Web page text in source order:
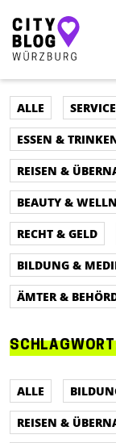
ALLE
ESSEN &
REISEN &
BEAUTY &
RECHT & GELD
BILDUNG &
ÄMTER &
ALLE
REISEN &